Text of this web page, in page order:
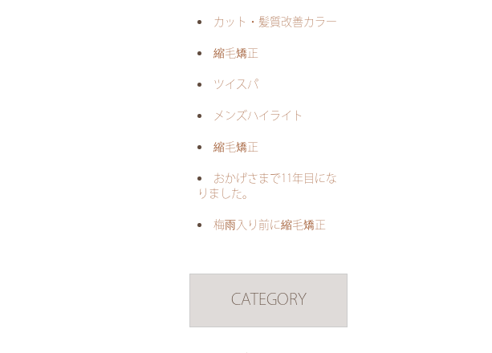
カット・髪質改善カラー
縮毛矯正
ツイスパ
メンズハイライト
縮毛矯正
おかげさまで11年目にな
りました。
梅雨入り前に縮毛矯正
CATEGORY